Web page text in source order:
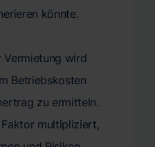
könnte.
Vermietung wird
Betriebskosten
zu ermitteln.
multipliziert,